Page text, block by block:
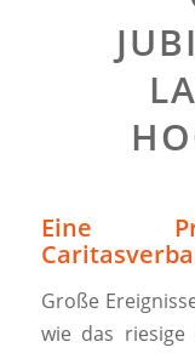
Eine
Große
wie das riesige